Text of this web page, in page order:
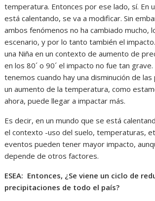
temperatura. Entonces por ese lado, sí. En
está calentando, se va a modificar. Sin
ambos fenómenos no ha cambiado mucho,
escenario, y por lo tanto también el
una Niña en un contexto de aumento de
en los 80´ o 90´ el impacto no fue tan grave.
tenemos cuando hay una disminución de
un aumento de la temperatura, como
ahora, puede llegar a impactar más.
Es decir, en un mundo que se está
el contexto -uso del suelo, temperaturas,
eventos pueden tener mayor impacto,
depende de otros factores.
ESEA: Entonces, ¿Se viene un ciclo de
precipitaciones de todo el país?